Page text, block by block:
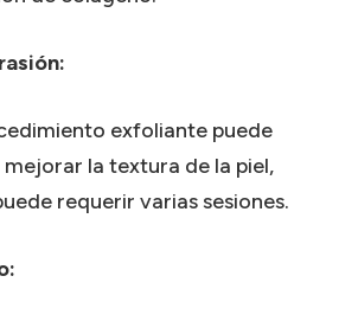
exfoliante puede
la textura de la piel,
requerir varias sesiones.